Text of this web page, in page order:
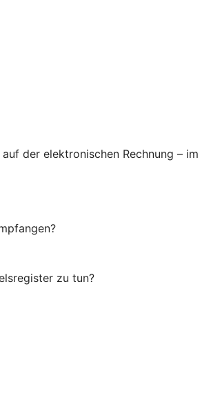
der elektronischen Rechnung –
zu tun?